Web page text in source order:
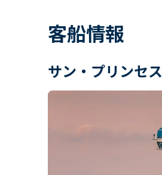
客船情報
サン・プリンセス